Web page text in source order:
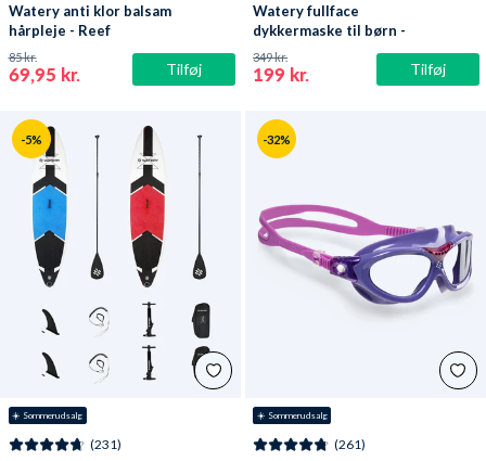
Tilføj
Watery anti klor balsam
hårpleje - Reef
69,95 kr.
85 kr.
Tilføj
Watery fullface
dykkermaske til børn -
Oxygen - Atlantic Blue
199 kr.
349 kr.
-5%
☀️ Sommerudsalg
(231)
-32%
☀️ Sommerudsalg
(261)